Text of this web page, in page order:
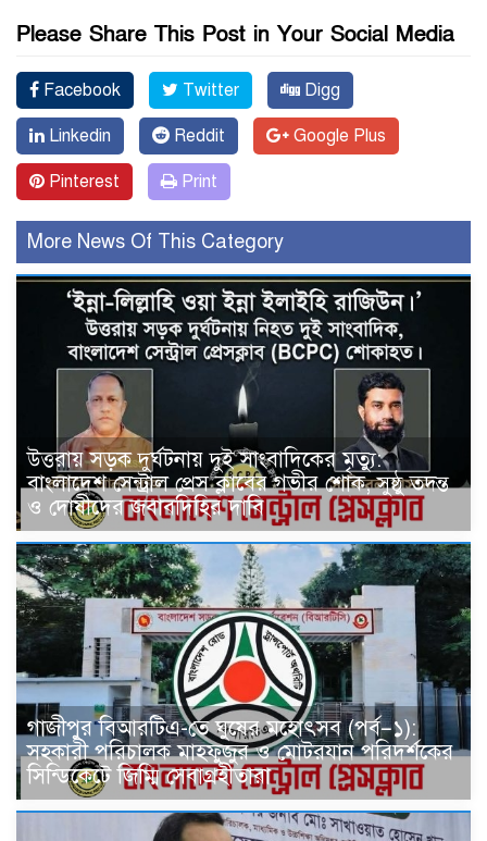
Please Share This Post in Your Social Media
Facebook Twitter Digg
Linkedin Reddit Google Plus
Pinterest Print
More News Of This Category
উত্তরায় সড়ক দুর্ঘটনায় দুই সাংবাদিকের মৃত্যু:
বাংলাদেশ সেন্ট্রাল প্রেস ক্লাবের গভীর শোক, সুষ্ঠু তদন্ত
ও দোষীদের জবাবদিহির দাবি
গাজীপুর বিআরটিএ-তে ঘুষের মহোৎসব (পর্ব–১):
সহকারী পরিচালক মাহফুজুর ও মোটরযান পরিদর্শকের
সিন্ডিকেটে জিম্মি সেবাগ্রহীতারা